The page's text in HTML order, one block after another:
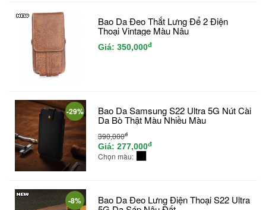
Bao Da Đeo Thắt Lưng Để 2 Điện
Thoại Vintage Màu Nâu
Giá: 350,000đ
-29% Bao Da Samsung S22 Ultra 5G Nút Cài
Da Bò Thật Màu Nhiều Màu
390,000đ
Giá: 277,000đ
Chọn màu:
-8% Bao Da Đeo Lưng Điện Thoại S22 Ultra